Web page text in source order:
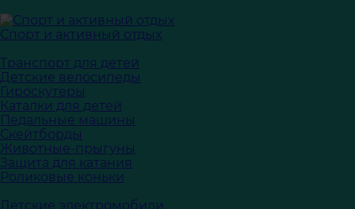
Спорт и активный отдых
Транспорт для детей
Детские велосипеды
Гироскутеры
Каталки для детей
Педальные машины
Скейтборды
Животные-прыгуны
Защита для катания
Роликовые коньки
Детские электромобили